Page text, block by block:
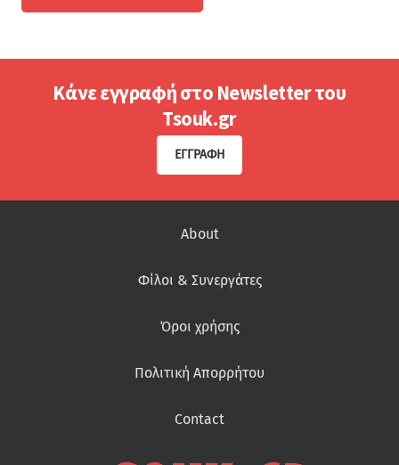
Κάνε εγγραφή στο Newsletter του
Tsouk.gr
ΕΓΓΡΑΦΉ
About
Φίλοι & Συνεργάτες
Όροι χρήσης
Πολιτική Απορρήτου
Contact